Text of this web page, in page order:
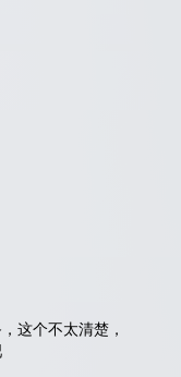
这个不太清楚，